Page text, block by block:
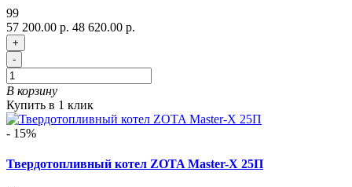
99
57 200.00 р. 48 620.00 р.
+
-
В корзину
Купить в 1 клик
- 15%
Твердотопливный котел ZOTA Master-X 25П